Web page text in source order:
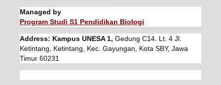
Managed by
Program Studi S1 Pendidikan Biologi
Address: Kampus UNESA 1, Gedung C14. Lt. 4 Jl.
Ketintang, Ketintang, Kec. Gayungan, Kota SBY, Jawa
Timur 60231